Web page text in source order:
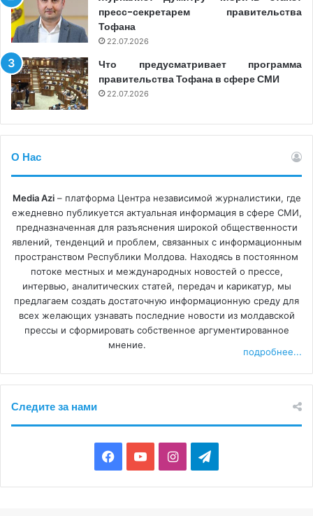
канал представил и позицию Украины.
Так, члены СТР санкционировали канал NTV Moldova
публичным предупреждением и тремя штрафами за
неверное информирование в указанном выпуске
новостей – один штраф в размере 5 000 леев и два
пресс-секретарем правительства
Тофана
22.07.2026
Что предусматривает программа
правительства Тофана в сфере СМИ
22.07.2026
О Нас
Media Azi– платформа Центра независимой журналистики, где
ежедневно публикуется актуальная информация в сфере СМИ,
предназначенная для разъяснения широкой общественности
явлений, тенденций и проблем, связанных с информационным
пространством Республики Молдова. Находясь в постоянном
потоке местных и международных новостей о прессе,
интервью, аналитических статей, передач и карикатур, мы
предлагаем создать достаточную информационную среду для
всех желающих узнавать последние новости из молдавской
прессы и сформировать собственное аргументированное
мнение.
подробнее...
Следите за нами
Facebook
YouTubeInstagramTelegram